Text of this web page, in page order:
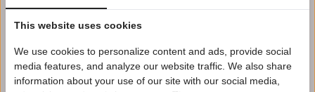
Eigen magazijn en servicebalie
1 tot 10 jaar garantie op verlichting
Afhalen in ons magazijn direct mogelijk
Vergelijk
This website uses cookies
We use cookies to personalize content and ads, provide social
media features, and analyze our website traffic. We also share
information about your use of our site with our social media,